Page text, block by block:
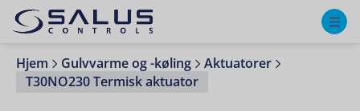
Hjem Gulvvarme og -køling
Aktuatorer
T30NO230 Termisk aktuator